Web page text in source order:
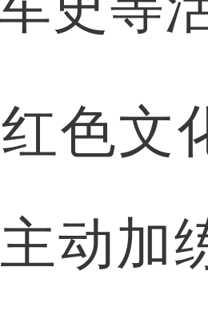
文化
动加